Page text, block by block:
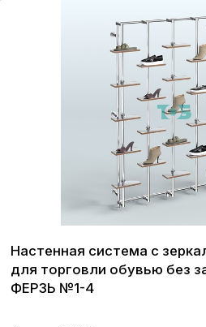
Настенная система с
для торговли обувью без
ФЕРЗЬ №1-4